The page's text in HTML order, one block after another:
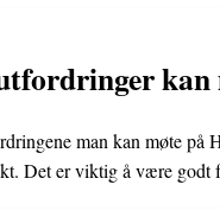
kan
man kan møte på
Det er viktig å være godt